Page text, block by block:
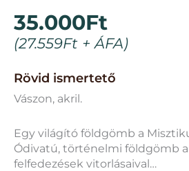
35.000Ft
(27.559Ft + ÁFA)
Rövid ismertető
Vászon, akril.
Egy világító földgömb a
Ódivatú, történelmi földgömb a
felfedezések vitorlásaival…